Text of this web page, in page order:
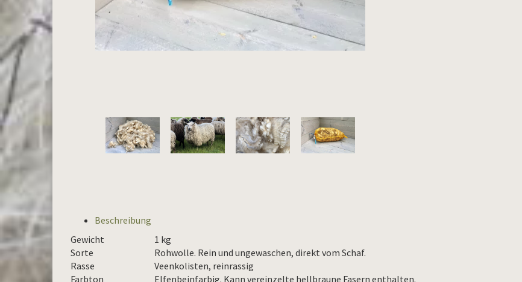
Beschreibung
Gewicht
1 kg
Sorte
Rohwolle. Rein und ungewaschen, direkt vom Schaf.
Rasse
Veenkolisten, reinrassig
Farbton
Elfenbeinfarbig. Kann vereinzelte hellbraune Fasern enthalten.